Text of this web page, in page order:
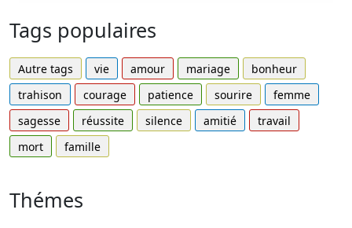
Tags populaires
Autre tags vie amour mariage
bonheur
trahison
courage patience sourire
femme
sagesse
réussite silence amitié
travail
mort
famille
Thémes